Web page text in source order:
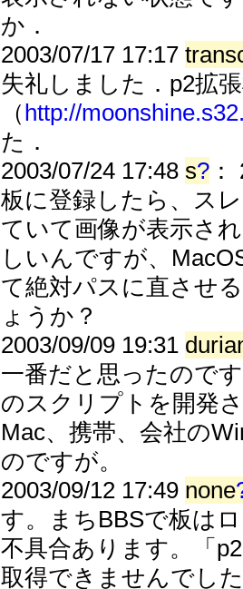
か．
2003/07/17 17:17
失礼しました．p2拡
（http://
た．
2003/07/24 17:48s?
板に登録したら、ス
ていて画像が表示さ
しいんですが、
て絶対パスに直させ
ょうか？
2003/09/09 19:31
一番だと思ったので
のスクリプトを開発
Mac、携帯、会社の
のですが。
2003/09/12 17:49 none
す。まちBBSで板は
不具合あります。「
取得できませんでし